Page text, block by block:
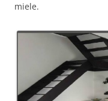
miele.